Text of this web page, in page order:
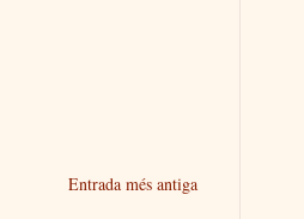
Entrada més antiga